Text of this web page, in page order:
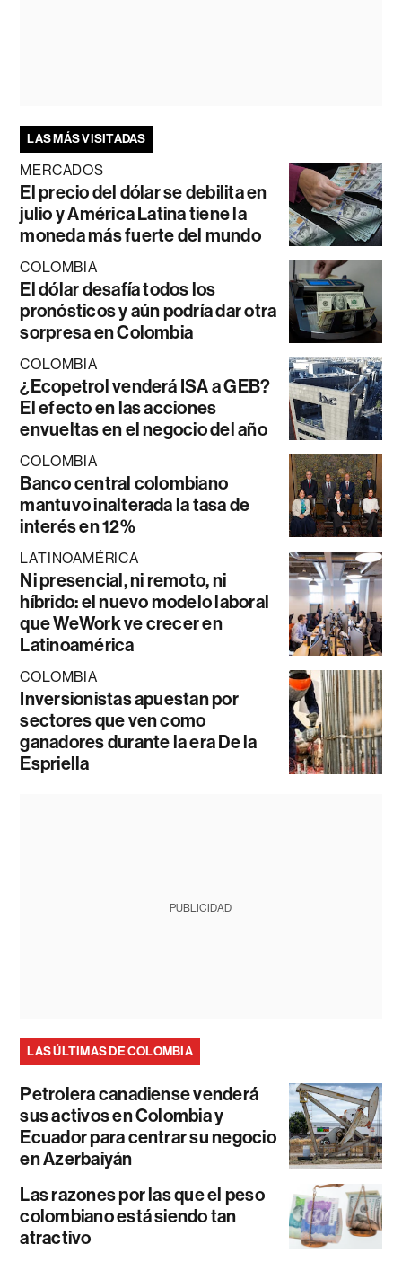
LAS MÁS VISITADAS
MERCADOS
El precio del dólar se debilita en
julio y América Latina tiene la
moneda más fuerte del mundo
COLOMBIA
El dólar desafía todos los
pronósticos y aún podría dar otra
sorpresa en Colombia
COLOMBIA
¿Ecopetrol venderá ISA a GEB?
El efecto en las acciones
envueltas en el negocio del año
COLOMBIA
Banco central colombiano
mantuvo inalterada la tasa de
interés en 12%
LATINOAMÉRICA
Ni presencial, ni remoto, ni
híbrido: el nuevo modelo laboral
que WeWork ve crecer en
Latinoamérica
COLOMBIA
Inversionistas apuestan por
sectores que ven como
ganadores durante la era De la
Espriella
PUBLICIDAD
LAS ÚLTIMAS DE COLOMBIA
Petrolera canadiense venderá
sus activos en Colombia y
Ecuador para centrar su negocio
en Azerbaiyán
Las razones por las que el peso
colombiano está siendo tan
atractivo